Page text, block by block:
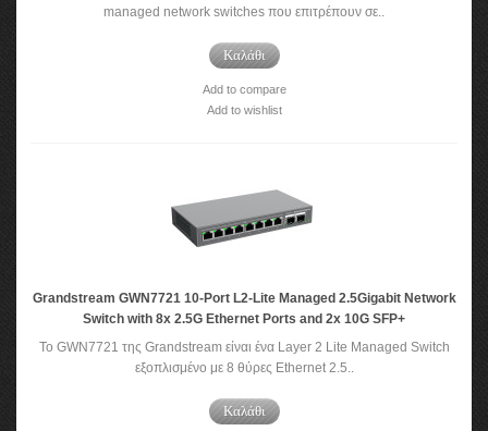
managed network switches που επιτρέπουν σε..
Καλάθι
Add to compare
Add to wishlist
Grandstream GWN7721 10-Port L2-Lite Managed 2.5Gigabit Network
Switch with 8x 2.5G Ethernet Ports and 2x 10G SFP+
Το GWN7721 της Grandstream είναι ένα Layer 2 Lite Managed Switch
εξοπλισμένο με 8 θύρες Ethernet 2.5..
Καλάθι